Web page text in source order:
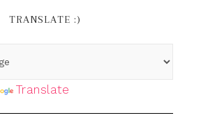
TRANSLATE :)
Translate